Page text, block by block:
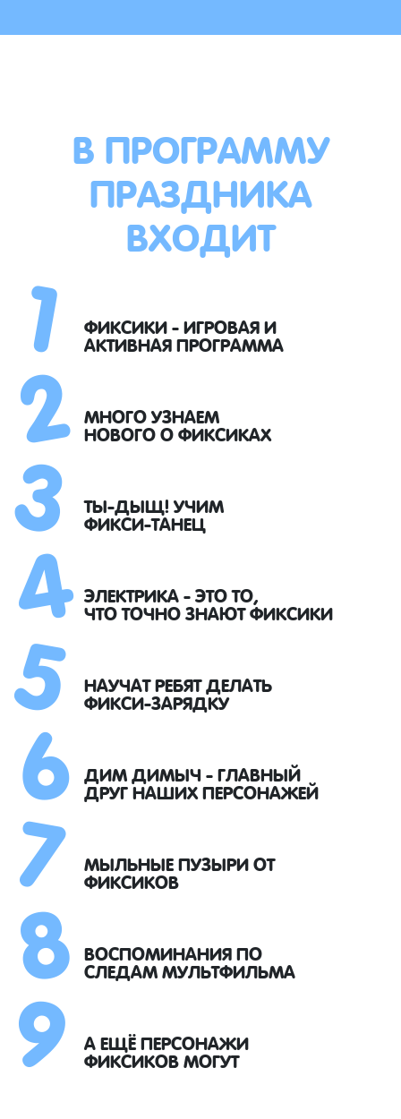
В ПРОГРАММУ
ПРАЗДНИКА
ВХОДИТ
ФИКСИКИ - ИГРОВАЯ И
АКТИВНАЯ ПРОГРАММА
МНОГО УЗНАЕМ
НОВОГО О ФИКСИКАХ
ТЫ-ДЫЩ! УЧИМ
ФИКСИ-ТАНЕЦ
ЭЛЕКТРИКА - ЭТО ТО,
ЧТО ТОЧНО ЗНАЮТ ФИКСИКИ
НАУЧАТ РЕБЯТ ДЕЛАТЬ
ФИКСИ-ЗАРЯДКУ
ДИМ ДИМЫЧ - ГЛАВНЫЙ
ДРУГ НАШИХ ПЕРСОНАЖЕЙ
МЫЛЬНЫЕ ПУЗЫРИ ОТ
ФИКСИКОВ
ВОСПОМИНАНИЯ ПО
СЛЕДАМ МУЛЬТФИЛЬМА
А ЕЩЁ ПЕРСОНАЖИ
ФИКСИКОВ МОГУТ